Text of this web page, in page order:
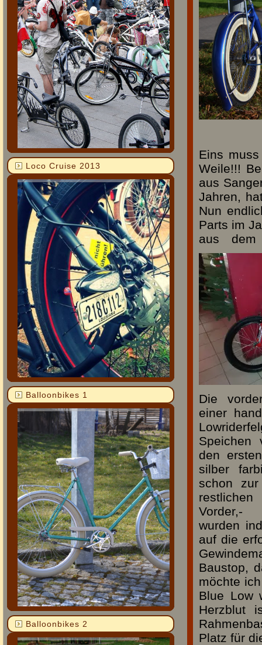
Loco Cruise 2013
Balloonbikes 1
Balloonbikes 2
Eins
Weile!!!
aus
Jahren,
Nun
Parts im
aus
Die
einer
Speichen
den
silber
schon
Vorder,-
wurden
auf die
Baustop,
möchte
Blue Low
Herzblut
Platz für